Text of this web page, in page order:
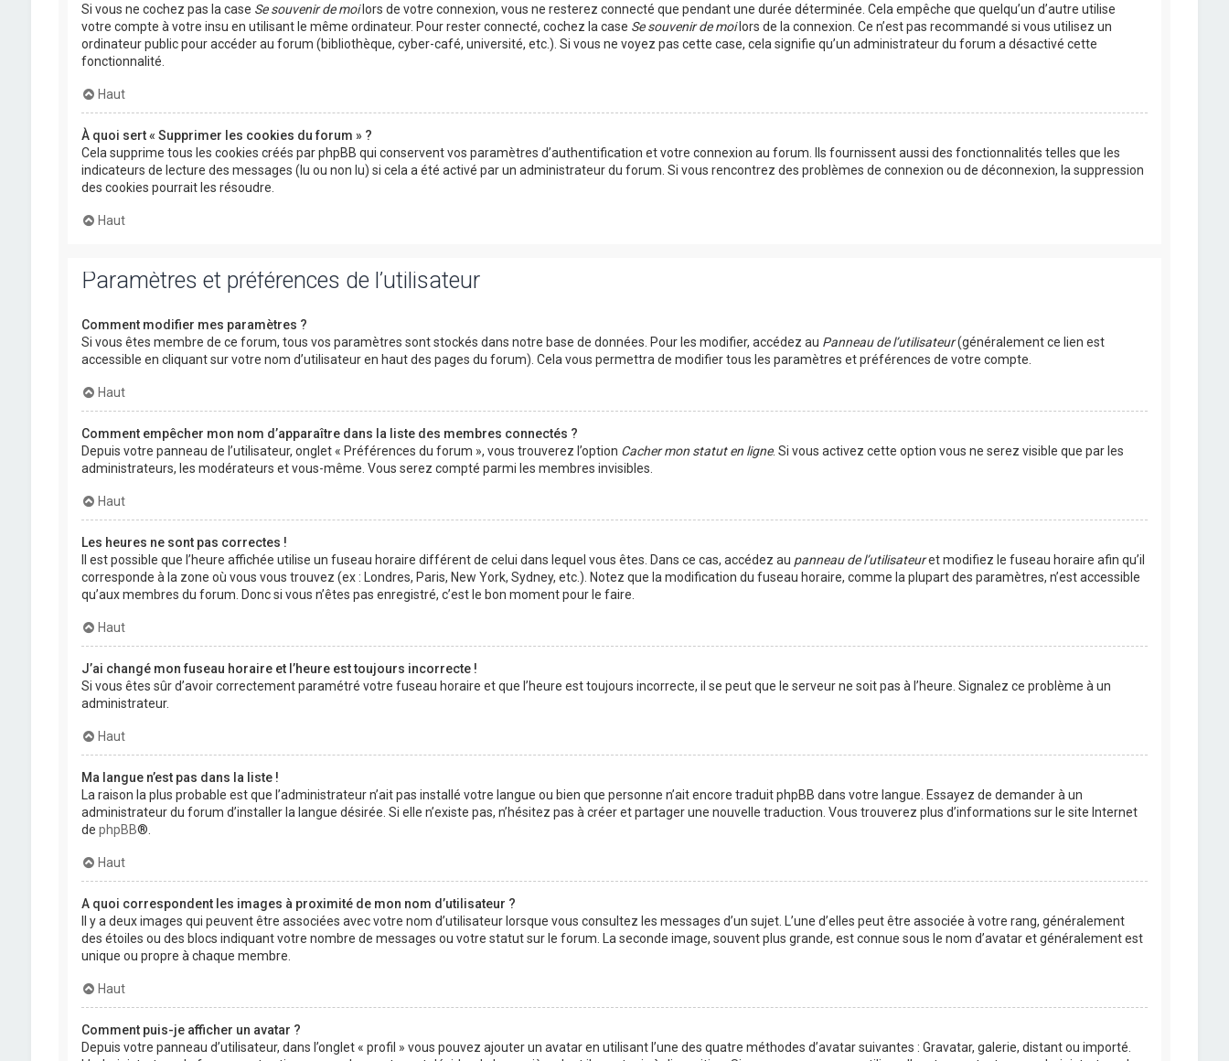
Si vous ne cochez pas la case Se souvenir de moilors de votre connexion, vous ne resterez connecté que pendant une durée déterminée. Cela empêche que quelqu’un d’autre utilise
votre compte à votre insu en utilisant le même ordinateur. Pour rester connecté, cochez la case Se souvenir de moilors de la connexion. Ce n’est pas recommandé si vous utilisez un
ordinateur public pour accéder au forum (bibliothèque, cyber-café, université, etc.). Si vous ne voyez pas cette case, cela signifie qu’un administrateur du forum a désactivé cette
fonctionnalité.
Haut
À quoi sert « Supprimer les cookies du forum » ?
Cela supprime tous les cookies créés par phpBB qui conservent vos paramètres d’authentification et votre connexion au forum. Ils fournissent aussi des fonctionnalités telles que les
indicateurs de lecture des messages (lu ou non lu) si cela a été activé par un administrateur du forum. Si vous rencontrez des problèmes de connexion ou de déconnexion, la suppression
des cookies pourrait les résoudre.
Haut
Paramètres et préférences de l’utilisateur
Comment modifier mes paramètres ?
Si vous êtes membre de ce forum, tous vos paramètres sont stockés dans notre base de données. Pour les modifier, accédez au Panneau de l’utilisateur(généralement ce lien est
accessible en cliquant sur votre nom d’utilisateur en haut des pages du forum). Cela vous permettra de modifier tous les paramètres et préférences de votre compte.
Haut
Comment empêcher mon nom d’apparaître dans la liste des membres connectés ?
Depuis votre panneau de l’utilisateur, onglet « Préférences du forum », vous trouverez l’option Cacher mon statut en ligne. Si vous activez cette option vous ne serez visible que par les
administrateurs, les modérateurs et vous-même. Vous serez compté parmi les membres invisibles.
Haut
Les heures ne sont pas correctes !
Il est possible que l’heure affichée utilise un fuseau horaire différent de celui dans lequel vous êtes. Dans ce cas, accédez au panneau de l’utilisateuret modifiez le fuseau horaire afin qu’il
corresponde à la zone où vous vous trouvez (ex : Londres, Paris, New York, Sydney, etc.). Notez que la modification du fuseau horaire, comme la plupart des paramètres, n’est accessible
qu’aux membres du forum. Donc si vous n’êtes pas enregistré, c’est le bon moment pour le faire.
Haut
J’ai changé mon fuseau horaire et l’heure est toujours incorrecte !
Si vous êtes sûr d’avoir correctement paramétré votre fuseau horaire et que l’heure est toujours incorrecte, il se peut que le serveur ne soit pas à l’heure. Signalez ce problème à un
administrateur.
Haut
Ma langue n’est pas dans la liste !
La raison la plus probable est que l’administrateur n’ait pas installé votre langue ou bien que personne n’ait encore traduit phpBB dans votre langue. Essayez de demander à un
administrateur du forum d’installer la langue désirée. Si elle n’existe pas, n’hésitez pas à créer et partager une nouvelle traduction. Vous trouverez plus d’informations sur le site Internet
de phpBB®.
Haut
A quoi correspondent les images à proximité de mon nom d’utilisateur ?
Il y a deux images qui peuvent être associées avec votre nom d’utilisateur lorsque vous consultez les messages d’un sujet. L’une d’elles peut être associée à votre rang, généralement
des étoiles ou des blocs indiquant votre nombre de messages ou votre statut sur le forum. La seconde image, souvent plus grande, est connue sous le nom d’avatar et généralement est
unique ou propre à chaque membre.
Haut
Comment puis-je afficher un avatar ?
Depuis votre panneau d’utilisateur, dans l’onglet « profil » vous pouvez ajouter un avatar en utilisant l’une des quatre méthodes d’avatar suivantes : Gravatar, galerie, distant ou importé.